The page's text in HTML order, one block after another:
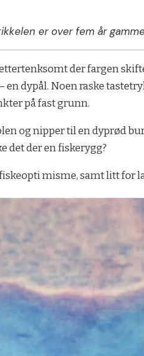
er over fem år
der fargen
dypål. Noen raske
på fast grunn.
og nipper til en dyprød
det der en fiskerygg?
misme, samt litt for